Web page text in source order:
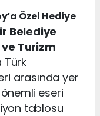
Özel Hediye
Belediye
ve Turizm
Türk
arasında yer
önemli eseri
tablosu